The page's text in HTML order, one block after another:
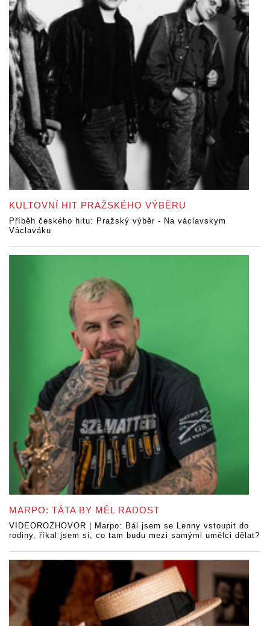
KULTOVNÍ HIT PRAŽSKÉHO VÝBĚRU
Příběh českého hitu: Pražský výběr - Na václavskym
Václaváku
MARPO: TÁTA BY MĚL RADOST
VIDEOROZHOVOR | Marpo: Bál jsem se Lenny vstoupit do
rodiny, říkal jsem si, co tam budu mezi samými umělci dělat?